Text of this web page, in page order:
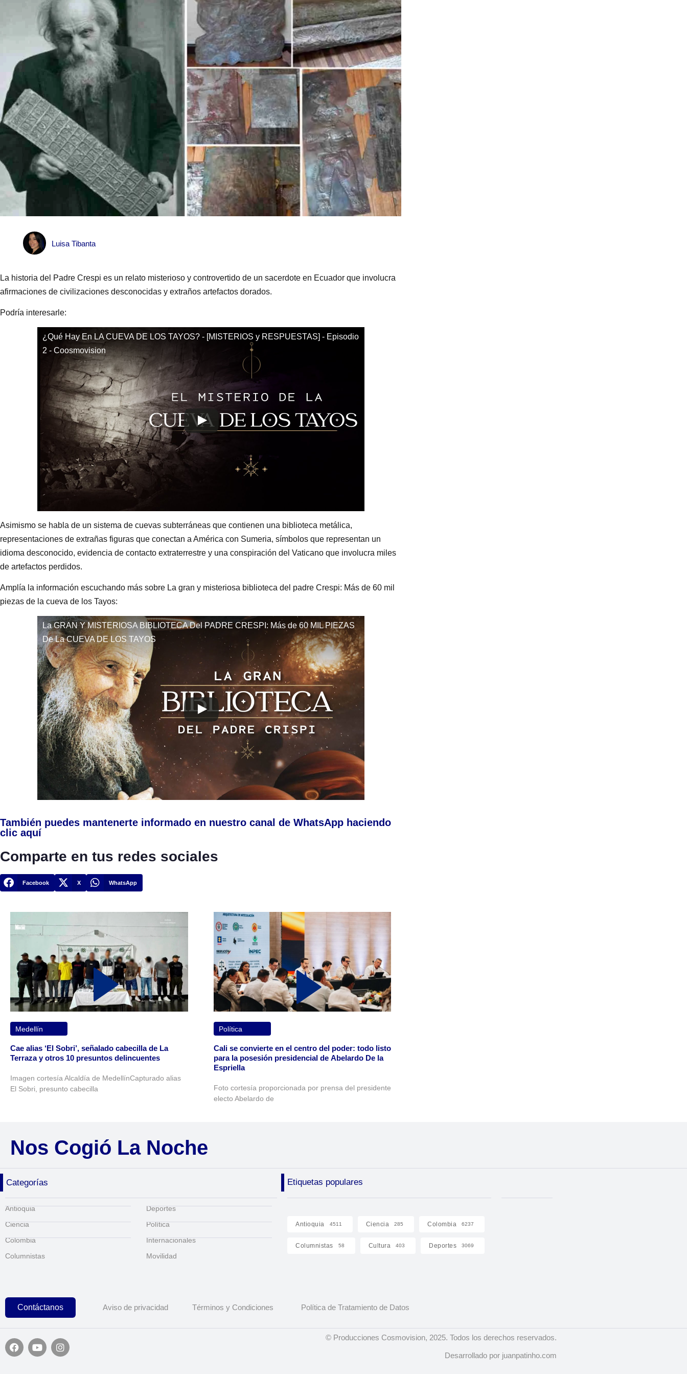
Luisa Tibanta
La historia del Padre Crespi es un relato misterioso y controvertido de un sacerdote en Ecuador que involucra
afirmaciones de civilizaciones desconocidas y extraños artefactos dorados.
Podría interesarle:
¿Qué Hay En LA CUEVA DE LOS TAYOS? - [MISTERIOS y RESPUESTAS] - Episodio
2 - Coosmovision
Asimismo se habla de un sistema de cuevas subterráneas que contienen una biblioteca metálica,
representaciones de extrañas figuras que conectan a América con Sumeria, símbolos que representan un
idioma desconocido, evidencia de contacto extraterrestre y una conspiración del Vaticano que involucra miles
de artefactos perdidos.
Amplía la información escuchando más sobre La gran y misteriosa biblioteca del padre Crespi: Más de 60 mil
piezas de la cueva de los Tayos:
La GRAN Y MISTERIOSA BIBLIOTECA Del PADRE CRESPI: Más de 60 MIL PIEZAS
De La CUEVA DE LOS TAYOS
También puedes mantenerte informado en nuestro canal de WhatsApp haciendo
clic aquí
Comparte en tus redes sociales
Facebook X WhatsApp
Medellín
Cae alias ‘El Sobri’, señalado cabecilla de La
Terraza y otros 10 presuntos delincuentes
Imagen cortesía Alcaldía de MedellínCapturado alias
El Sobri, presunto cabecilla
Política
Cali se convierte en el centro del poder: todo listo
para la posesión presidencial de Abelardo De la
Espriella
Foto cortesía proporcionada por prensa del presidente
electo Abelardo de
Nos Cogió La Noche
Categorías Etiquetas populares
Antioquia
Ciencia
Colombia
Columnistas
Deportes
Política
Internacionales
Movilidad
Antioquia 4511 Ciencia 285 Colombia 6237
Columnistas 58 Cultura 403 Deportes 3069
Contáctanos Aviso de privacidad Términos y Condiciones Política de Tratamiento de Datos
© Producciones Cosmovision, 2025. Todos los derechos reservados.
Desarrollado por juanpatinho.com